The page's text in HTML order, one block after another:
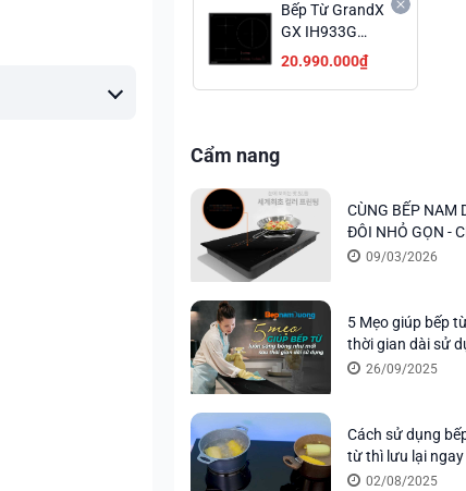
Bếp Từ GrandX
GX IH933G
Mạnh Mẽ Giá
20.990.000₫
Cẩm nang
CÙNG BẾP NAM
ĐÔI NHỎ GỌN -
09/03/2026
5 Mẹo giúp bếp
thời gian dài sử
26/09/2025
Cách sử dụng
từ thì lưu lại ngay
02/08/2025